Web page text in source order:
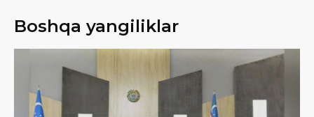
Boshqa yangiliklar